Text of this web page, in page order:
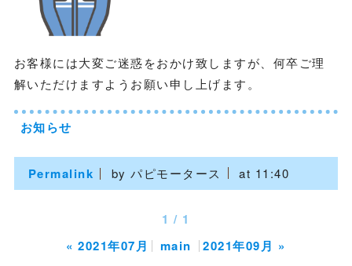
お客様には大変ご迷惑をおかけ致しますが、何卒ご理
解いただけますようお願い申し上げます。
お知らせ
Permalink by パピモータース at 11:40
1 / 1
«2021年07月 main 2021年09月 »